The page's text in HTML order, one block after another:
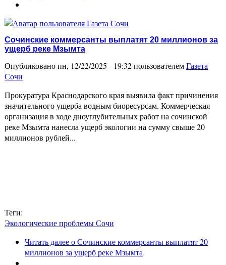
Сочинские коммерсанты выплатят 20 миллионов за
ущерб реке Мзымта
Опубликовано пн, 12/22/2025 - 19:32 пользователемГазета
Сочи
Прокуратура Краснодарского края выявила факт причинения
значительного ущерба водным биоресурсам. Коммерческая
организация в ходе дноуглубительных работ на сочинской
реке Мзымта нанесла ущерб экологии на сумму свыше 20
миллионов рублей...
Теги:
Экологические проблемы Сочи
Читать далеео Сочинские коммерсанты выплатят 20
миллионов за ущерб реке Мзымта